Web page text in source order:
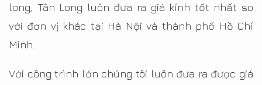
long, Tân Long luôn đưa ra giá kính tốt nhất so
với đơn vị khác tại Hà Nội và thành phố Hồ Chí
Minh.
Với công trình lớn chúng tôi luôn đưa ra được giá